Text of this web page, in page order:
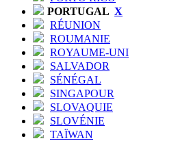
PORTUGAL X
RÉUNION
ROUMANIE
ROYAUME-UNI
SALVADOR
SÉNÉGAL
SINGAPOUR
SLOVAQUIE
SLOVÉNIE
TAÏWAN